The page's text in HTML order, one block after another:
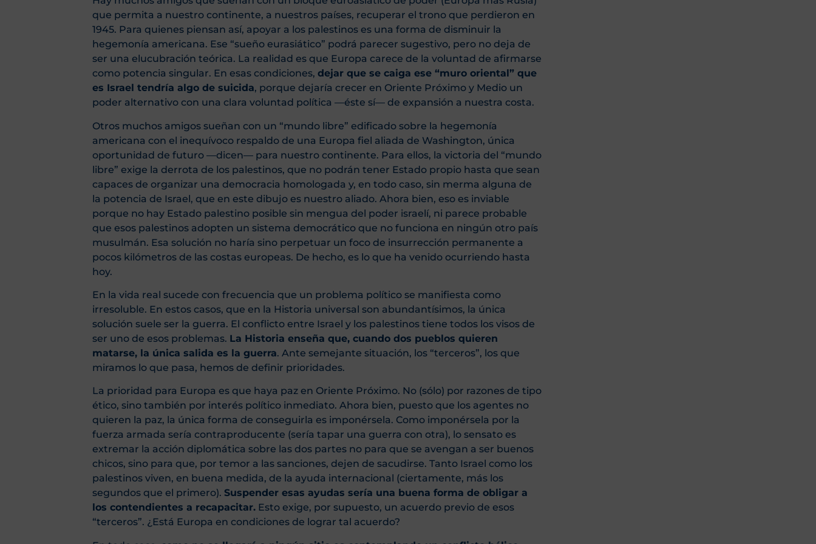
que permita a nuestro continente, a nuestros países, recuperar el trono que perdieron en
1945. Para quienes piensan así, apoyar a los palestinos es una forma de disminuir la
hegemonía americana. Ese “sueño eurasiático” podrá parecer sugestivo, pero no deja de
ser una elucubración teórica. La realidad es que Europa carece de la voluntad de afirmarse
como potencia singular. En esas condiciones, dejar que se caiga ese “muro oriental” que
es Israel tendría algo de suicida, porque dejaría crecer en Oriente Próximo y Medio un
poder alternativo con una clara voluntad política —éste sí— de expansión a nuestra costa.
Otros muchos amigos sueñan con un “mundo libre” edificado sobre la hegemonía
americana con el inequívoco respaldo de una Europa fiel aliada de Washington, única
oportunidad de futuro —dicen— para nuestro continente. Para ellos, la victoria del “mundo
libre” exige la derrota de los palestinos, que no podrán tener Estado propio hasta que sean
capaces de organizar una democracia homologada y, en todo caso, sin merma alguna de
la potencia de Israel, que en este dibujo es nuestro aliado. Ahora bien, eso es inviable
porque no hay Estado palestino posible sin mengua del poder israelí, ni parece probable
que esos palestinos adopten un sistema democrático que no funciona en ningún otro país
musulmán. Esa solución no haría sino perpetuar un foco de insurrección permanente a
pocos kilómetros de las costas europeas. De hecho, es lo que ha venido ocurriendo hasta
hoy.
En la vida real sucede con frecuencia que un problema político se manifiesta como
irresoluble. En estos casos, que en la Historia universal son abundantísimos, la única
solución suele ser la guerra. El conflicto entre Israel y los palestinos tiene todos los visos de
ser uno de esos problemas. La Historia enseña que, cuando dos pueblos quieren
matarse, la única salida es la guerra. Ante semejante situación, los “terceros”, los que
miramos lo que pasa, hemos de definir prioridades.
La prioridad para Europa es que haya paz en Oriente Próximo. No (sólo) por razones de tipo
ético, sino también por interés político inmediato. Ahora bien, puesto que los agentes no
quieren la paz, la única forma de conseguirla es imponérsela. Como imponérsela por la
fuerza armada sería contraproducente (sería tapar una guerra con otra), lo sensato es
extremar la acción diplomática sobre las dos partes no para que se avengan a ser buenos
chicos, sino para que, por temor a las sanciones, dejen de sacudirse. Tanto Israel como los
palestinos viven, en buena medida, de la ayuda internacional (ciertamente, más los
segundos que el primero). Suspender esas ayudas sería una buena forma de obligar a
los contendientes a recapacitar. Esto exige, por supuesto, un acuerdo previo de esos
“terceros”. ¿Está Europa en condiciones de lograr tal acuerdo?